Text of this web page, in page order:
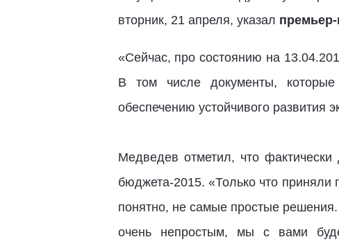
вторник, 21 апреля, указал
«Сейчас, про состоянию на
В том числе документы,
обеспечению устойчивого развития
Медведев отметил, что
бюджета-2015. «Только что приняли
понятно, не самые простые
очень непростым, мы с вами